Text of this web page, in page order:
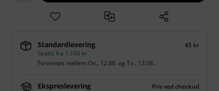
Standardlevering
45 kr
Gratis fra 1.100 kr
Forventes mellem On., 12.08. og To., 13.08..
Ekspreslevering
Pris ved checkud